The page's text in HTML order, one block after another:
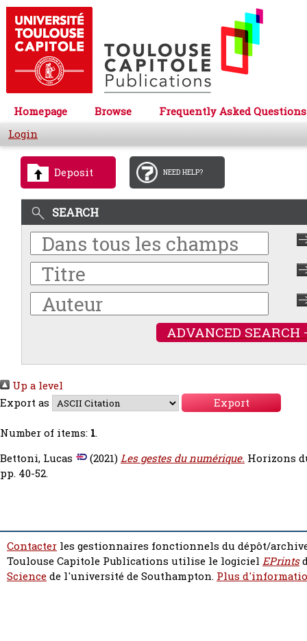
Homepage Browse
Frequently Asked Questions
Login
Deposit NEED HELP?
SEARCH
ADVANCED SEARCH
Up a level
Export as
Number of items: 1.
Bettoni, Lucas
(2021)Les gestes du numérique. Horizons
pp. 40-52.
Contacter les gestionnaires fonctionnels du dépôt/
Toulouse Capitole Publications utilise le logiciel EPrints
Sciencede l'université de Southampton. Plus